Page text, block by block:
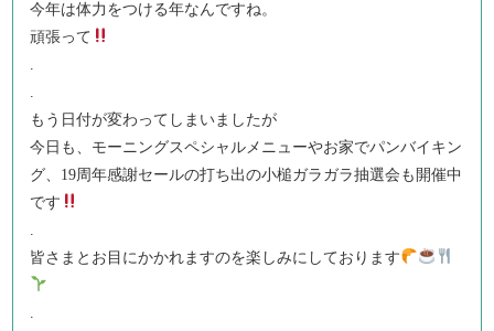
今年は体力をつける年なんですね。
頑張って
.
.
もう日付が変わってしまいましたが
今日も、モーニングスペシャルメニューやお家でパンバイキン
グ、19周年感謝セールの打ち出の小槌ガラガラ抽選会も開催中
です
.
皆さまとお目にかかれますのを楽しみにしております
.